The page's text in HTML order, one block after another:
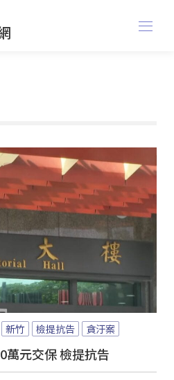
新竹 檢提抗告 貪汙案
萬元交保 檢提抗告